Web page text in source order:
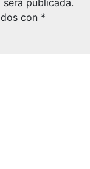
publicada.
con *